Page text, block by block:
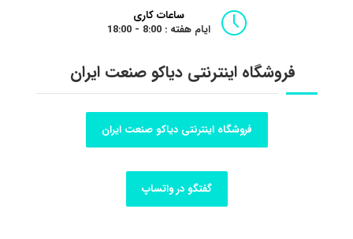
ساعات کاری
ایام هفته : 8:00 - 18:00
فروشگاه اینترنتی دیاکو صنعت ایران
فروشگاه اینترنتی دیاکو صنعت ایران
گفتگو در واتساپ